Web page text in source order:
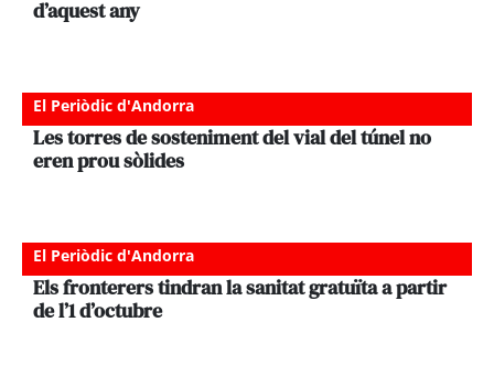
d’aquest any
El Periòdic d'Andorra
Les torres de sosteniment del vial del túnel no
eren prou sòlides
El Periòdic d'Andorra
Els fronterers tindran la sanitat gratuïta a partir
de l’1 d’octubre